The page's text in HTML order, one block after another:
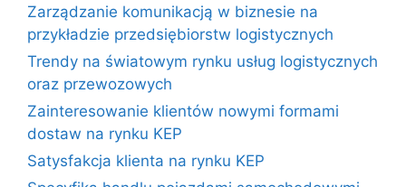
Zarządzanie komunikacją w biznesie na
przykładzie przedsiębiorstw logistycznych
Trendy na światowym rynku usług logistycznych
oraz przewozowych
Zainteresowanie klientów nowymi formami
dostaw na rynku KEP
Satysfakcja klienta na rynku KEP